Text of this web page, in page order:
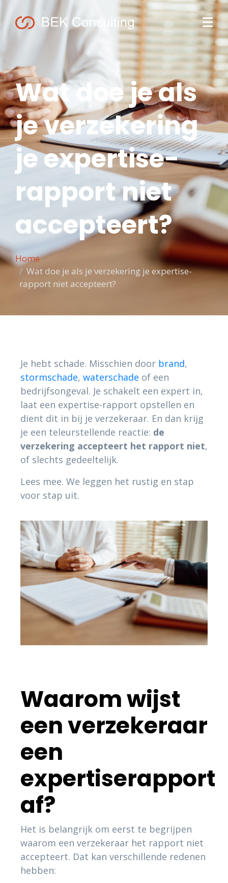
Wat doe je als
je verzekering
je expertise-
rapport niet
accepteert?
Home
Wat doe je als je verzekering je expertise-
rapport niet accepteert?
Je hebt schade. Misschien door brand,
stormschade, waterschade of een
bedrijfsongeval. Je schakelt een expert in,
laat een expertise-rapport opstellen en
dient dit in bij je verzekeraar. En dan krijg
je een teleurstellende reactie: de
verzekering accepteert het rapport niet,
of slechts gedeeltelijk.
Lees mee. We leggen het rustig en stap
voor stap uit.
Waarom wijst
een verzekeraar
een
expertiserapport
af?
Het is belangrijk om eerst te begrijpen
waarom een verzekeraar het rapport niet
accepteert. Dat kan verschillende redenen
hebben: